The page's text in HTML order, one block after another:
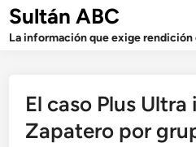
Saltar
contenido
Sultán ABC
La información que exige rendición
El caso Plus
Zapatero por